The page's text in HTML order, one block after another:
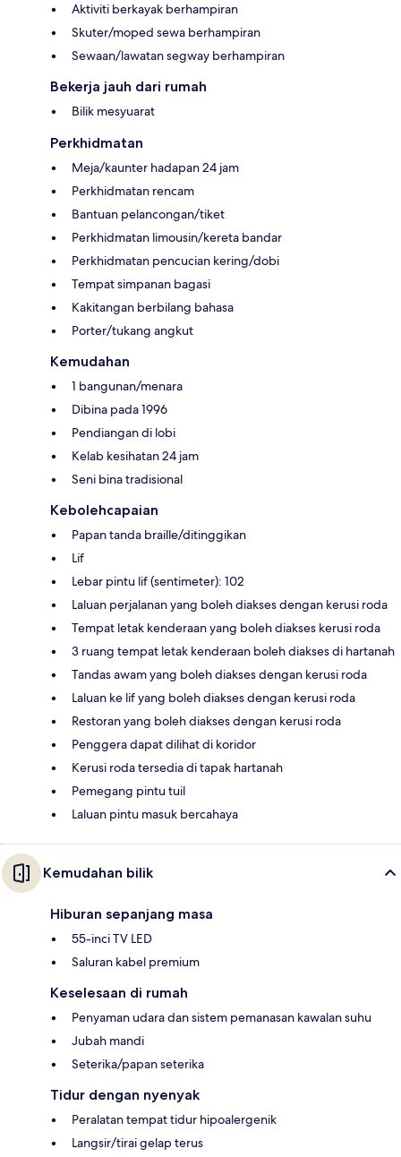
Aktiviti berkayak berhampiran
Skuter/moped sewa berhampiran
Sewaan/lawatan segway berhampiran
Bekerja jauh dari rumah
Bilik mesyuarat
Perkhidmatan
Meja/kaunter hadapan 24 jam
Perkhidmatan rencam
Bantuan pelancongan/tiket
Perkhidmatan limousin/kereta bandar
Perkhidmatan pencucian kering/dobi
Tempat simpanan bagasi
Kakitangan berbilang bahasa
Porter/tukang angkut
Kemudahan
1 bangunan/menara
Dibina pada 1996
Pendiangan di lobi
Kelab kesihatan 24 jam
Seni bina tradisional
Kebolehcapaian
Papan tanda braille/ditinggikan
Lif
Lebar pintu lif (sentimeter): 102
Laluan perjalanan yang boleh diakses dengan kerusi roda
Tempat letak kenderaan yang boleh diakses kerusi roda
3 ruang tempat letak kenderaan boleh diakses di hartanah
Tandas awam yang boleh diakses dengan kerusi roda
Laluan ke lif yang boleh diakses dengan kerusi roda
Restoran yang boleh diakses dengan kerusi roda
Penggera dapat dilihat di koridor
Kerusi roda tersedia di tapak hartanah
Pemegang pintu tuil
Laluan pintu masuk bercahaya
Kemudahan bilik
Hiburan sepanjang masa
55-inci TV LED
Saluran kabel premium
Keselesaan di rumah
Penyaman udara dan sistem pemanasan kawalan suhu
Jubah mandi
Seterika/papan seterika
Tidur dengan nyenyak
Peralatan tempat tidur hipoalergenik
Langsir/tirai gelap terus